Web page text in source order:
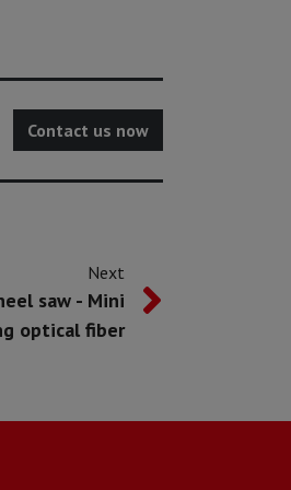
Contact us now
Next
saw - Mini
optical fiber